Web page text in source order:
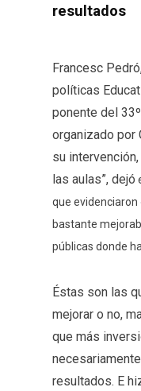
resultados
Francesc
políticas
ponente del
organizado por
su
las aulas”, dejó
que
bastante
públicas donde
Éstas son las
mejorar o no,
que más
resultados. E